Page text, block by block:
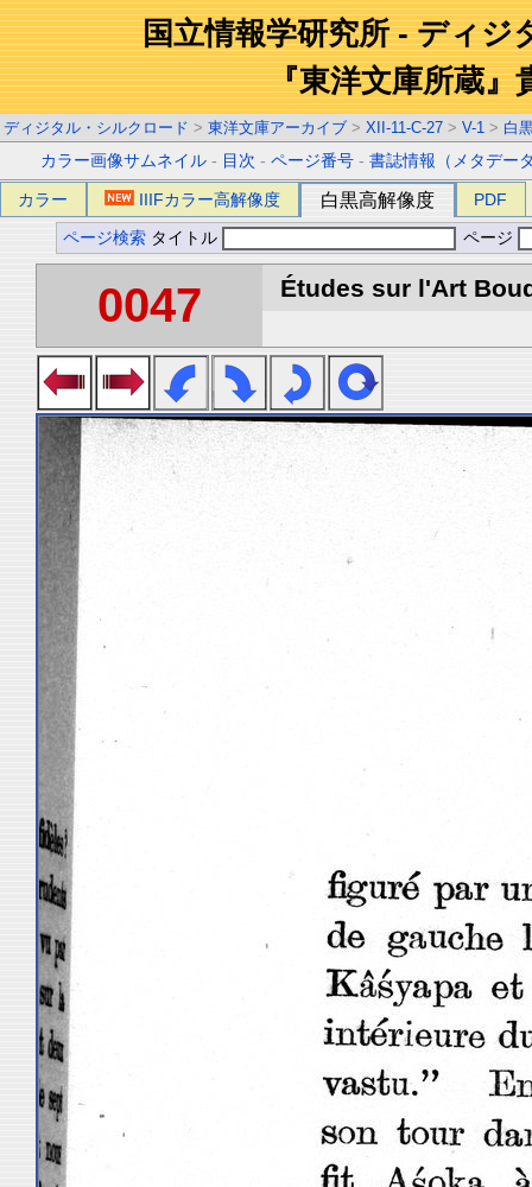
国立情報学研究所 - ディジ
『東洋文庫所蔵』
ディジタル・シルクロード > 東洋文庫アーカイブ > XII-11-C-27 > V-1 > 白
カラー画像サムネイル - 目次 -ページ番号 -書誌情報（メタデー
カラー IIIFカラー高解像度 白黒高解像度 PDF
ページ検索 タイトル ページ
0047 Études sur l'Art